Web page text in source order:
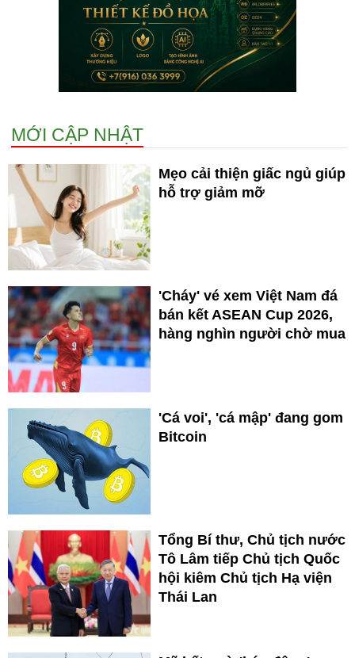
MỚI CẬP NHẬT
Mẹo cải thiện giấc ngủ giúp
hỗ trợ giảm mỡ
'Cháy' vé xem Việt Nam đá
bán kết ASEAN Cup 2026,
hàng nghìn người chờ mua
'Cá voi', 'cá mập' đang gom
Bitcoin
Tổng Bí thư, Chủ tịch nước
Tô Lâm tiếp Chủ tịch Quốc
hội kiêm Chủ tịch Hạ viện
Thái Lan